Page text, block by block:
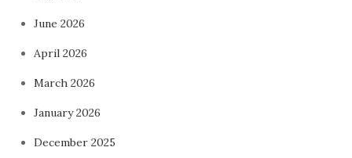
June 2026
April 2026
March 2026
January 2026
December 2025